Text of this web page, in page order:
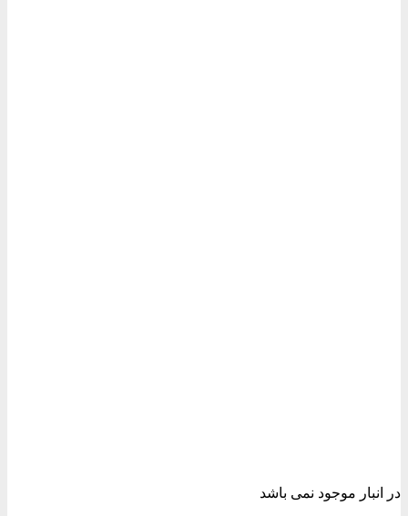
در انبار موجود نمی باشد